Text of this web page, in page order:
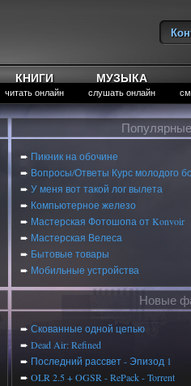
КНИГИ
читать онлайн
МУЗЫКА
слушать онлайн
➨ Пикник на обочине
➨ Вопросы/Ответы Курс молодого
➨ У меня вот такой лог вылета
➨ Компьютерное железо
➨ Мастерская Фотошопа от Konvoir
➨ Мастерская Велеса
➨ Бытовые товары
➨ Мобильные устройства
Новые
➨ Скованные одной цепью
➨ Dead Air: Refined
➨ Последний рассвет - Эпизод 1
➨ OLR 2.5 + OGSR - RePack - Torrent